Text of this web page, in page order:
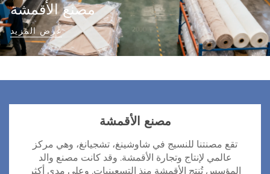
مصنع الأقمشة
عرض المزيد
مصنع الأقمشة
تقع مصنتنا للنسيج في شاوشينغ، تشجيانغ، وهي مركز
عالمي لإنتاج وتجارة الأقمشة. وقد كانت مصنع والد
المؤسس تُنتج الأقمشة منذ التسعينيات. وعلى مدى أكثر